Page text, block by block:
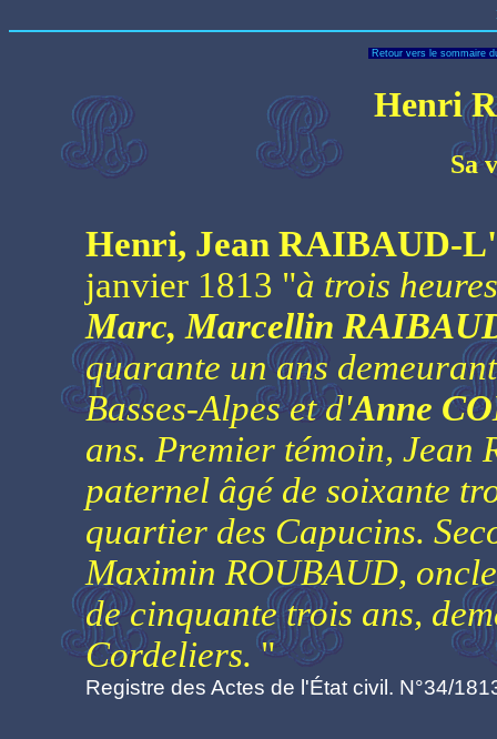
Retour vers le sommaire
Henri
Sa
Henri, Jean RAIBAUD-
janvier 1813 "à trois
Marc, Marcellin
quarante un ans
Basses-Alpes et d'Anne
ans. Premier témoin, Jean
paternel âgé de soixante
quartier des Capucins.
Maximin ROUBAUD,
de cinquante trois ans,
Cordeliers."
Registre des Actes de l'État civil. N°34/